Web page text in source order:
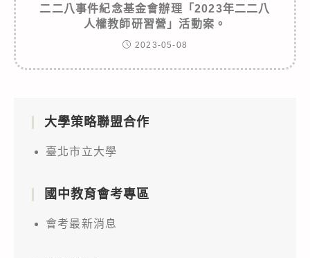
二二八事件紀念基金會辦理「2023年二二八
人權教師研習營」活動案。
2023-05-08
大學策略聯盟合作
臺北市立大學
國中教育會考專區
會考最新消息